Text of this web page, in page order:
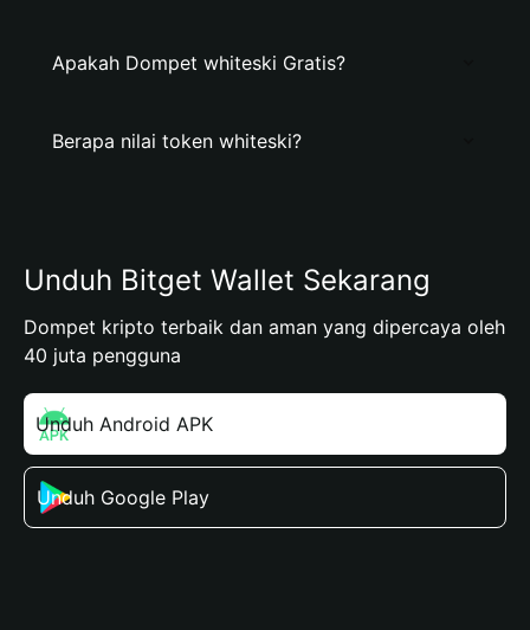
Apakah Dompet whiteski Gratis?
Berapa nilai token whiteski?
Unduh Bitget Wallet Sekarang
Dompet kripto terbaik dan aman yang dipercaya oleh
40 juta pengguna
Unduh Android APK
Unduh Google Play